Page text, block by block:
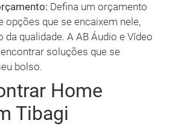
Defina um orçamento
opções que se encaixem nele,
da qualidade. A AB Áudio e Vídeo
soluções que se
bolso.
Home
Tibagi